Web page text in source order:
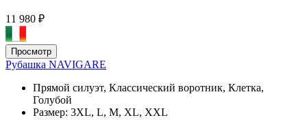
11 980 ₽
Просмотр
Рубашка NAVIGARE
Прямой силуэт, Классический воротник, Клетка,
Голубой
Размер: 3XL, L, M, XL, XXL